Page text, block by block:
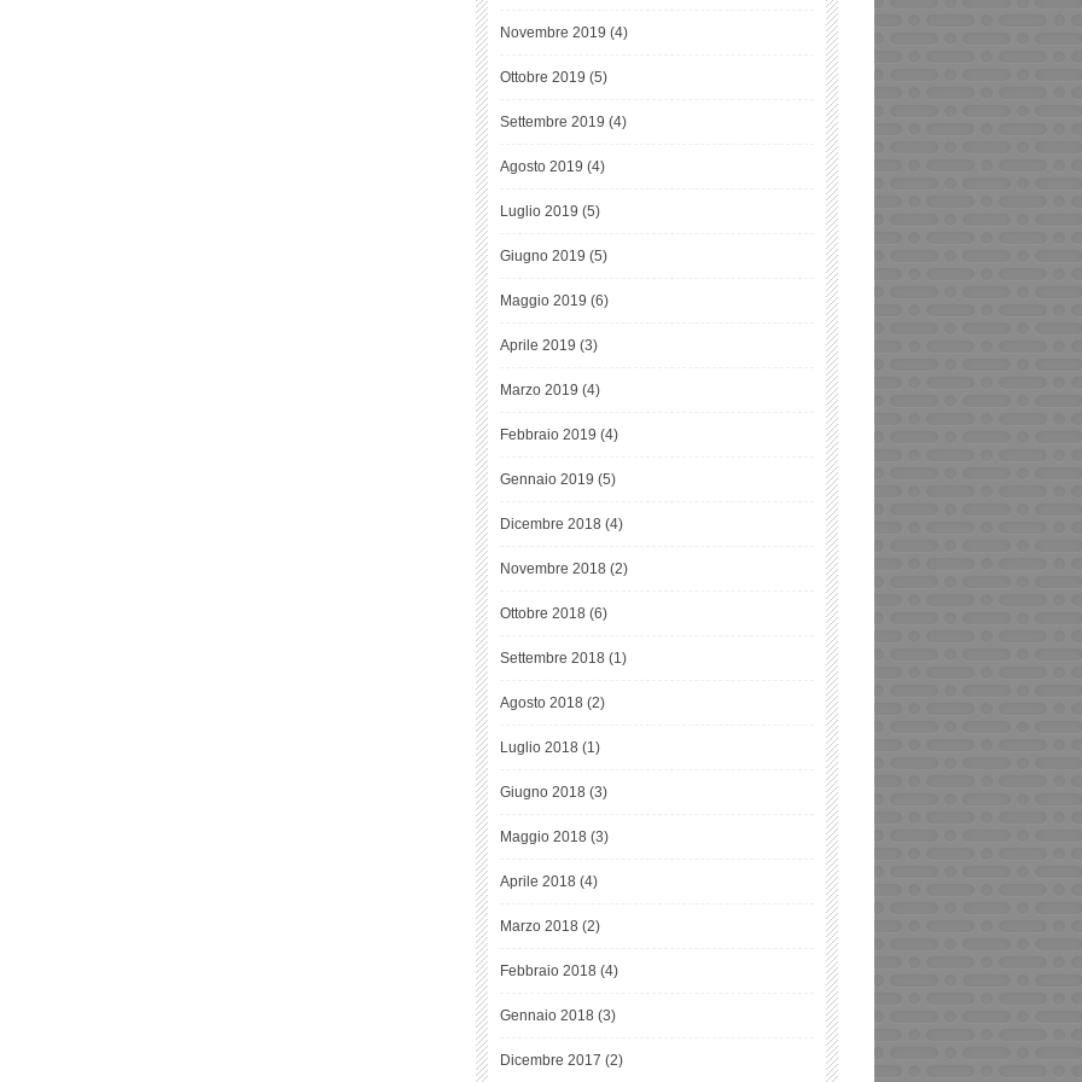
Novembre 2019 (4)
Ottobre 2019 (5)
Settembre 2019 (4)
Agosto 2019 (4)
Luglio 2019 (5)
Giugno 2019 (5)
Maggio 2019 (6)
Aprile 2019 (3)
Marzo 2019 (4)
Febbraio 2019 (4)
Gennaio 2019 (5)
Dicembre 2018 (4)
Novembre 2018 (2)
Ottobre 2018 (6)
Settembre 2018 (1)
Agosto 2018 (2)
Luglio 2018 (1)
Giugno 2018 (3)
Maggio 2018 (3)
Aprile 2018 (4)
Marzo 2018 (2)
Febbraio 2018 (4)
Gennaio 2018 (3)
Dicembre 2017 (2)